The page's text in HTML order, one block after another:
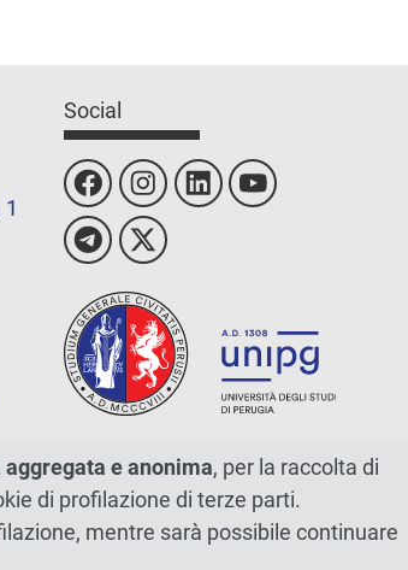
Social
e anonima, per la raccolta di
di profilazione di terze parti.
mentre sarà possibile continuare